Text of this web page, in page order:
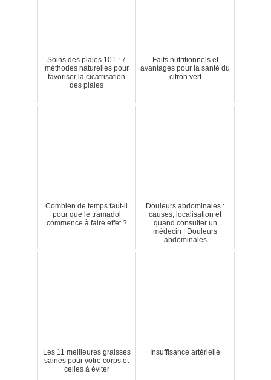
Soins des plaies 101 : 7
méthodes naturelles pour
favoriser la cicatrisation
des plaies
Faits nutritionnels et
avantages pour la santé du
citron vert
Combien de temps faut-il
pour que le tramadol
commence à faire effet ?
Douleurs abdominales :
causes, localisation et
quand consulter un
médecin | Douleurs
abdominales
Les 11 meilleures graisses
saines pour votre corps et
celles à éviter
Insuffisance artérielle